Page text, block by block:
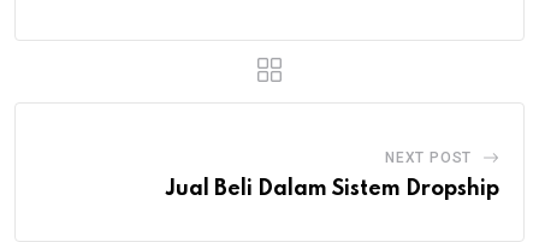
NEXT POST
Jual Beli Dalam Sistem Dropship